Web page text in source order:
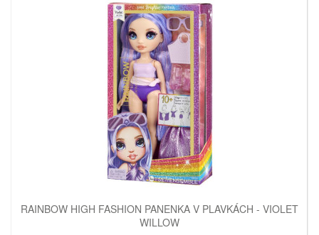
RAINBOW HIGH FASHION PANENKA V PLAVKÁCH - VIOLET
WILLOW